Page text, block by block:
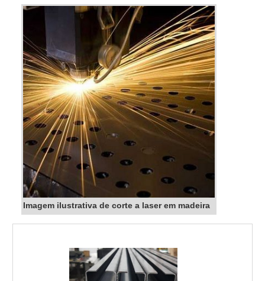
Imagem ilustrativa de corte a laser em madeira